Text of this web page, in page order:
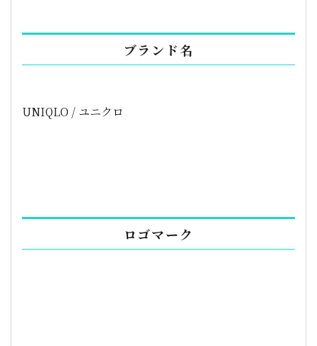
ブランド名
UNIQLO / ユニクロ
ロゴマーク